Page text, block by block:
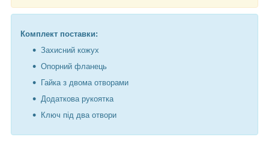
Комплект поставки:
Захисний кожух
Опорний фланець
Гайка з двома отворами
Додаткова рукоятка
Ключ під два отвори